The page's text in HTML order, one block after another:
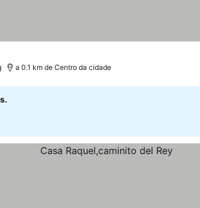
a 0.1 km de Centro da cidade